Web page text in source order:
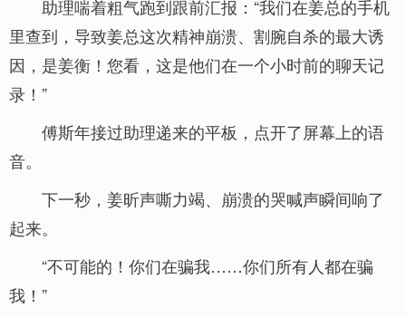
助理喘着粗气跑到跟前汇报：“我们在姜总的手机
里查到，导致姜总这次精神崩溃、割腕自杀的最大诱
因，是姜衡！您看，这是他们在一个小时前的聊天记
录！”
傅斯年接过助理递来的平板，点开了屏幕上的语
音。
下一秒，姜昕声嘶力竭、崩溃的哭喊声瞬间响了
起来。
“不可能的！你们在骗我……你们所有人都在骗
我！”